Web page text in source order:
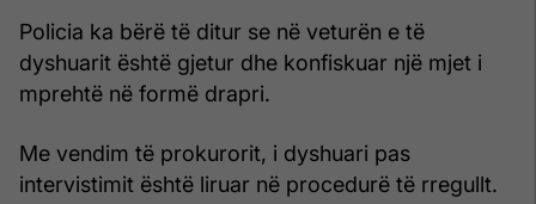
Policia ka bërë të ditur se në veturën e të
dyshuarit është gjetur dhe konfiskuar një mjet i
mprehtë në formë drapri.
Me vendim të prokurorit, i dyshuari pas
intervistimit është liruar në procedurë të rregullt.